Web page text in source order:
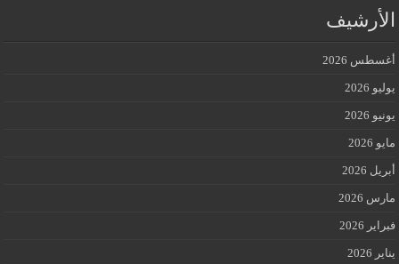
الأرشيف
أغسطس 2026
يوليو 2026
يونيو 2026
مايو 2026
أبريل 2026
مارس 2026
فبراير 2026
يناير 2026